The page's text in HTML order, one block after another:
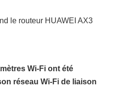
le routeur HUAWEI AX3
Wi-Fi ont été
réseau Wi-Fi de liaison